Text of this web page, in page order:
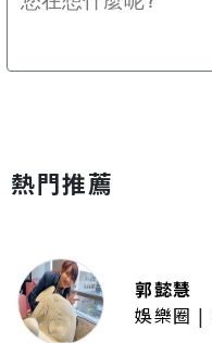
熱門推薦
郭懿慧
娛樂圈 |